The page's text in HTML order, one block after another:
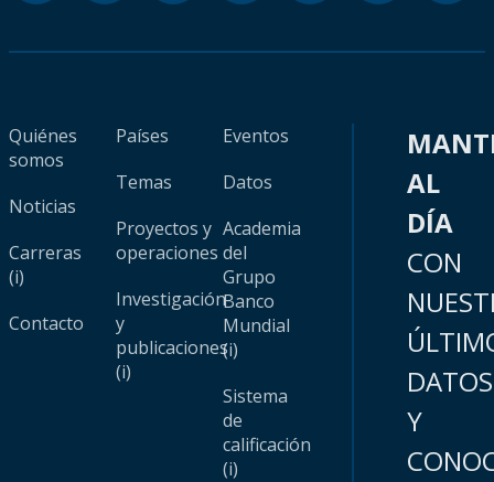
Quiénes
somos
Noticias
Carreras
(i)
Contacto
Países
Temas
Proyectos y
operaciones
Investigación
y
publicaciones
(i)
Eventos
Datos
Academia
del
Grupo
Banco
Mundial
(i)
Sistema
de
calificación
(i)
AL
DÍA
CON
DATOS
Y